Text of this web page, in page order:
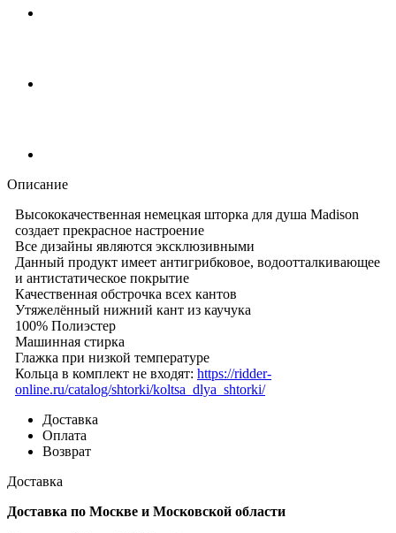
Описание
Высококачественная немецкая шторка для душа Madison
создает прекрасное настроение
Все дизайны являются эксклюзивными
Данный продукт имеет антигрибковое, водоотталкивающее
и антистатическое покрытие
Качественная обстрочка всех кантов
Утяжелённый нижний кант из каучука
100% Полиэстер
Машинная стирка
Глажка при низкой температуре
Кольца в комплект не входят: https://ridder-
online.ru/catalog/shtorki/koltsa_dlya_shtorki/
Доставка
Оплата
Возврат
Доставка
Доставка по Москве и Московской области